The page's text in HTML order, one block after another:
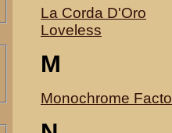
La Corda D'Oro
Loveless
M
Monochrome